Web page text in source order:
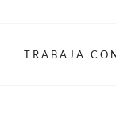
TRABAJA